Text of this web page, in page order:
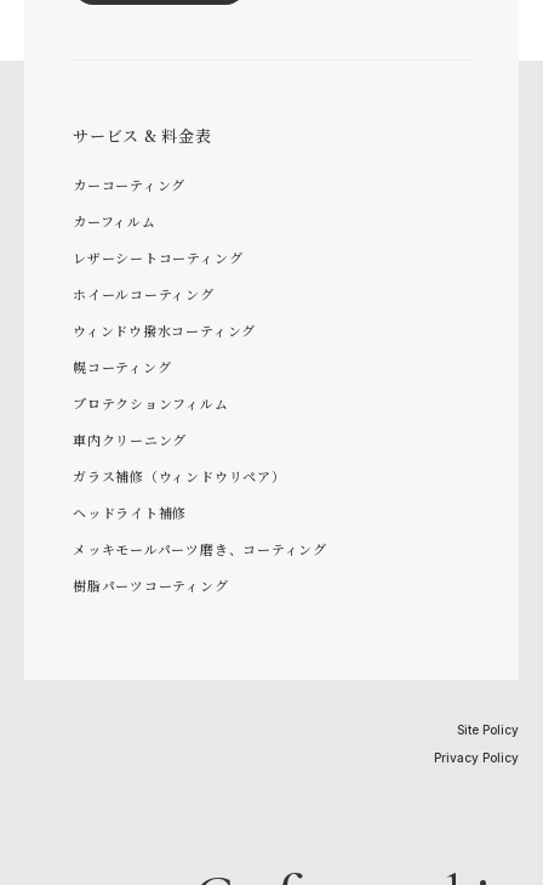
サービス & 料金表
カーコーティング
カーフィルム
レザーシートコーティング
ホイールコーティング
ウィンドウ撥水コーティング
幌コーティング
プロテクションフィルム
車内クリーニング
ガラス補修（ウィンドウリペア）
ヘッドライト補修
メッキモールパーツ磨き、コーティング
樹脂パーツコーティング
Site Policy
Privacy Policy